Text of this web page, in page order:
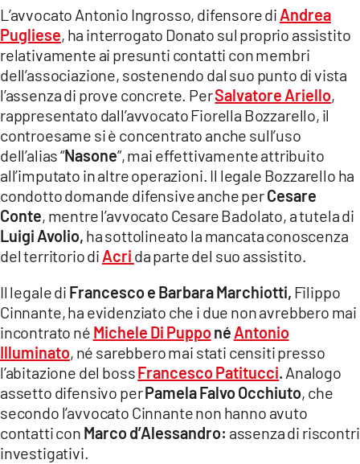
ANDROID
APPLE
L’avvocato Antonio Ingrosso, difensore di Andrea
Pugliese, ha interrogato Donato sul proprio assistito
relativamente ai presunti contatti con membri
dell’associazione, sostenendo dal suo punto di vista
l’assenza di prove concrete. PerSalvatore Ariello,
rappresentato dall’avvocato Fiorella Bozzarello, il
controesame si è concentrato anche sull’uso
dell’alias “Nasone”, mai effettivamente attribuito
all’imputato in altre operazioni. Il legale Bozzarello ha
condotto domande difensive anche perCesare
Conte, mentre l’avvocato Cesare Badolato, a tutela di
Luigi Avolio, ha sottolineato la mancata conoscenza
del territorio di Acri da parte del suo assistito.
Il legale di Francesco e Barbara Marchiotti, Filippo
Cinnante, ha evidenziato che i due non avrebbero mai
incontrato né Michele Di Pupponé Antonio
Illuminato, né sarebbero mai stati censiti presso
l’abitazione del bossFrancesco Patitucci. Analogo
assetto difensivo perPamela Falvo Occhiuto, che
secondo l’avvocato Cinnante non hanno avuto
contatti con Marco d’Alessandro: assenza di riscontri
investigativi.